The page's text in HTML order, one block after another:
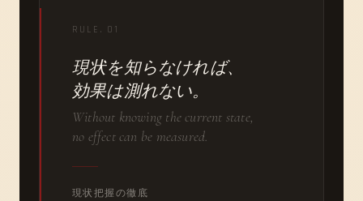
RULE. 01
現状を知らなければ、
効果は測れない。
Without knowing the current state,
no effect can be measured.
現状把握の徹底